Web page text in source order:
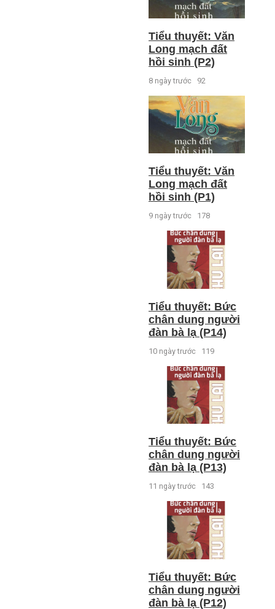
Tiểu thuyết: Văn
Long mạch đất
hồi sinh (P2)
8 ngày trước 92
Tiểu thuyết: Văn
Long mạch đất
hồi sinh (P1)
9 ngày trước 178
Tiểu thuyết: Bức
chân dung người
đàn bà lạ (P14)
10 ngày trước 119
Tiểu thuyết: Bức
chân dung người
đàn bà lạ (P13)
11 ngày trước 143
Tiểu thuyết: Bức
chân dung người
đàn bà lạ (P12)